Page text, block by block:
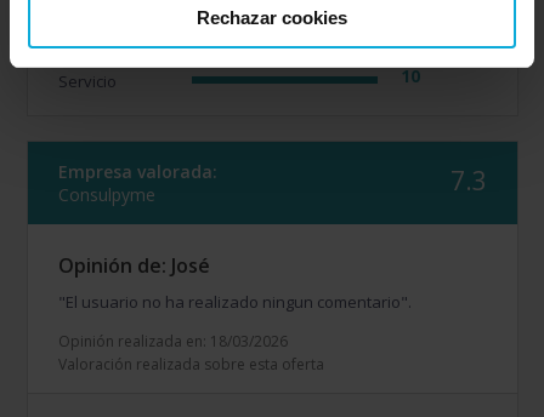
Rechazar cookies
Calidad / precio 10
Servicio 10
Empresa valorada:
Consulpyme
7.3
Opinión de: José
"El usuario no ha realizado ningun comentario".
Opinión realizada en: 18/03/2026
Valoración realizada sobre esta oferta